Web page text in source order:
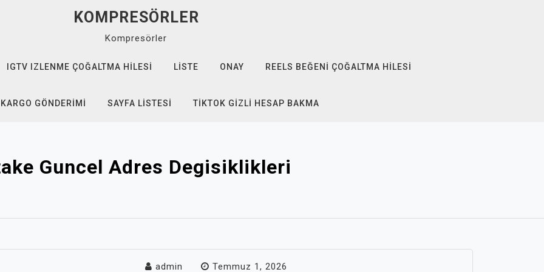
KOMPRESÖRLER
Kompresörler
IGTV IZLENME ÇOĞALTMA HILESI LISTE ONAY REELS BEĞENI ÇOĞALTMA HILESI
GÖNDERIMI SAYFA LISTESI TIKTOK GIZLI HESAP BAKMA
Guncel Adres Degisiklikleri
admin Temmuz 1, 2026